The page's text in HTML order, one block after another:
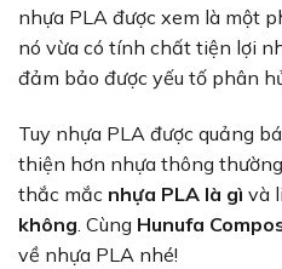
nhựa PLA được xem là một
nó vừa có tính chất tiện lợi
đảm bảo được yếu tố phân
Tuy nhựa PLA được quảng
thiện hơn nhựa thông
thắc mắc nhựa PLA là gì và
không . Cùng Hunufa
về nhựa PLA nhé!